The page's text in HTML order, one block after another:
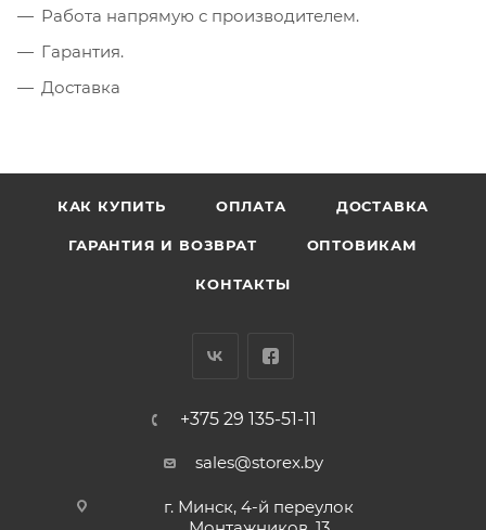
Работа напрямую с производителем.
Гарантия.
Доставка
КАК КУПИТЬ ОПЛАТА ДОСТАВКА
ГАРАНТИЯ И ВОЗВРАТ ОПТОВИКАМ
КОНТАКТЫ
+375 29 135-51-11
sales@storex.by
г. Минск, 4-й переулок